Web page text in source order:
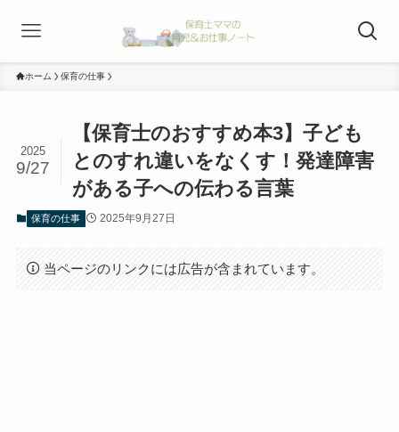
ホーム 保育の仕事
【保育士のおすすめ本3】子ども
とのすれ違いをなくす！発達障害
がある子への伝わる言葉
2025
9/27
保育の仕事 2025年9月27日
当ページのリンクには広告が含まれています。